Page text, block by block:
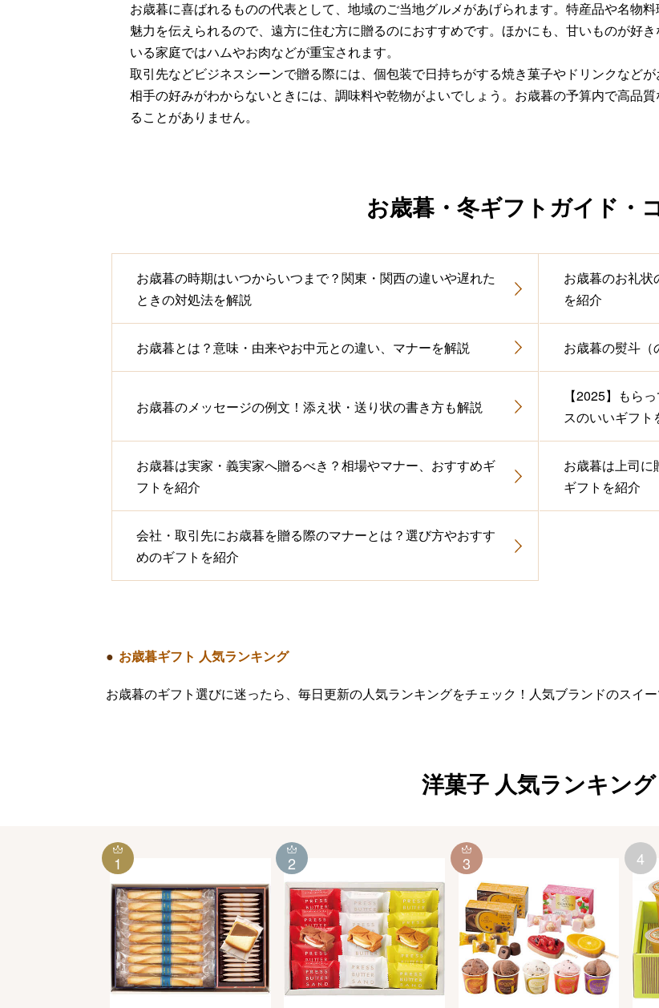
お歳暮に喜ばれるものの代表として、地域のご当地グルメがあげられます。特産品や名物
魅力を伝えられるので、遠方に住む方に贈るのにおすすめです。ほかにも、甘いものが好
いる家庭ではハムやお肉などが重宝されます。
取引先などビジネスシーンで贈る際には、個包装で日持ちがする焼き菓子やドリンクなどが
相手の好みがわからないときには、調味料や乾物がよいでしょう。お歳暮の予算内で高品
ることがありません。
お歳暮・冬ギフトガイド・
お歳暮の時期はいつからいつまで？関東・関西の違いや遅れた
ときの対処法を解説
お歳暮のお礼状
を紹介
お歳暮とは？意味・由来やお中元との違い、マナーを解説 お歳暮の熨斗（
お歳暮のメッセージの例文！添え状・送り状の書き方も解説
【2025】もら
スのいいギフト
お歳暮は実家・義実家へ贈るべき？相場やマナー、おすすめギ
フトを紹介
お歳暮は上司に
ギフトを紹介
会社・取引先にお歳暮を贈る際のマナーとは？選び方やおすす
めのギフトを紹介
お歳暮ギフト 人気ランキング
お歳暮のギフト選びに迷ったら、毎日更新の人気ランキングをチェック！人気ブランドのスイ
洋菓子 人気ランキング
1 2 3 4